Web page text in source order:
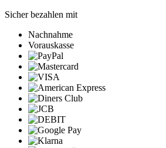
Sicher bezahlen mit
Nachnahme
Vorauskasse